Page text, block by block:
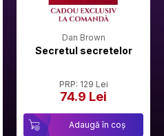
Dan Brown
Secretul secretelor
PRP: 129 Lei
74.9 Lei
Adaugă în coș